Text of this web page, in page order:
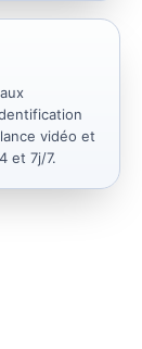
vidéo et
et 7j/7.